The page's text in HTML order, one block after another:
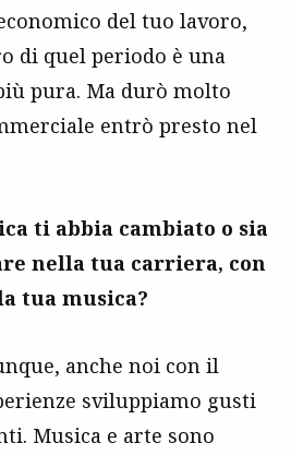
del tuo lavoro,
di quel periodo è una
pura. Ma durò molto
entrò presto nel
ti abbia cambiato o sia
nella tua carriera, con
tua musica?
anche noi con il
sviluppiamo gusti
Musica e arte sono